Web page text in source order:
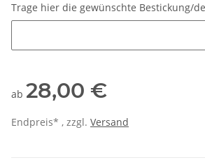
Trage hier die gewünschte Bestickung/
ab 28,00 €
Endpreis* , zzgl. Versand